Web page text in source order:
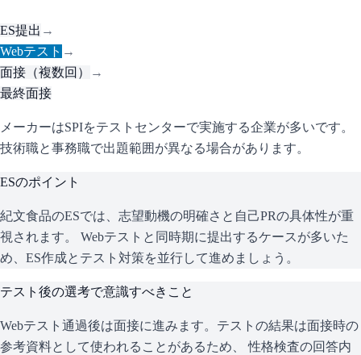
ES提出 →
Webテスト →
面接（複数回）
→
最終面接
メーカーはSPIをテストセンターで実施する企業が多いです。
技術職と事務職で出題範囲が異なる場合があります。
ESのポイント
紀文食品のESでは、志望動機の明確さと自己PRの具体性が重
視されます。 Webテストと同時期に提出するケースが多いた
め、ES作成とテスト対策を並行して進めましょう。
テスト後の選考で意識すべきこと
Webテスト通過後は面接に進みます。テストの結果は面接時の
参考資料として使われることがあるため、 性格検査の回答内